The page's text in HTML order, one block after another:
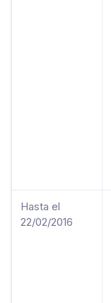
Hasta el
22/02/2016